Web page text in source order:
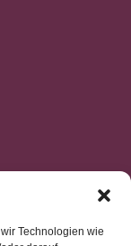
Technologien wie